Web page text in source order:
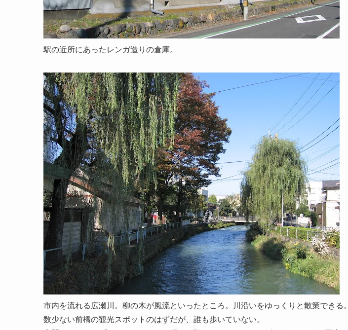
駅の近所にあったレンガ造りの倉庫。
市内を流れる広瀬川。柳の木が風流といったところ。川沿いをゆっくりと散策できる。
数少ない前橋の観光スポットのはずだが、誰も歩いていない。